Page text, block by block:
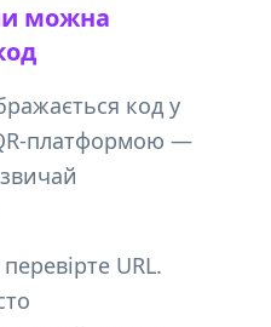
можна
код у
платформою —
URL.